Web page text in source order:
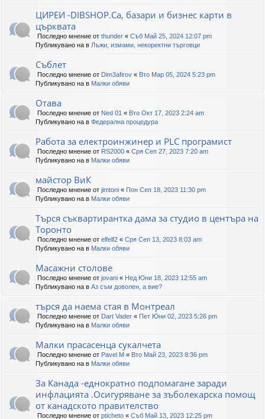
ЦИРЕИ -DIBSHOP.Ca, базари и бизнес карти в
църквата
Последно мнение от thunder « Съб Май 25, 2024 12:07 pm
Публикувано на в Лъжи, измами, некоректни търговци
Съблет
Последно мнение от Dim3afirov « Вто Мар 05, 2024 5:23 pm
Публикувано на в Малки обяви
Отава
Последно мнение от Ned 01 « Вто Окт 17, 2023 2:24 am
Публикувано на в Федерална процедура
Работа за електроинжинер и PLC програмист
Последно мнение от RS2000 « Сря Сеп 27, 2023 7:20 am
Публикувано на в Малки обяви
майстор ВиК
Последно мнение от jimtoni « Пон Сеп 18, 2023 11:30 pm
Публикувано на в Малки обяви
Търся съквартирантка дама за студио в центъра на
Торонто
Последно мнение от elfelf2 « Сря Сеп 13, 2023 8:03 am
Публикувано на в Малки обяви
Масажни столове
Последно мнение от jovani « Нед Юни 18, 2023 12:55 am
Публикувано на в Аз съм доволен, а вие?
търся да наема стая в Монтреал
Последно мнение от Dart Vader « Пет Юни 02, 2023 5:26 pm
Публикувано на в Малки обяви
Малки прасасенца сукалчета
Последно мнение от Pavel M « Вто Май 23, 2023 8:36 pm
Публикувано на в Малки обяви
За Канада -еднократно подпомагане заради
инфлацията .Осигуряване за зъболекарска помощ
от канадското правителство
Последно мнение от pticheto « Съб Май 13, 2023 12:25 pm